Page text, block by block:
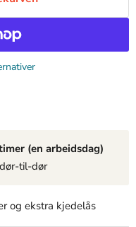
(en arbeidsdag)
til-dør
og ekstra kjedelås
kr